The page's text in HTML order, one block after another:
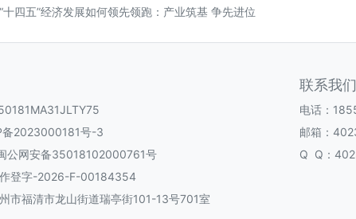
十四五”经济发展如何领先领跑：产业筑基 争先进位
备2023000181号-3
公网安备35018102000761号
登字-2026-F-00184354
市福清市龙山街道瑞亭街101-13号701室
联系我们
电话：
邮箱：
Q Q：